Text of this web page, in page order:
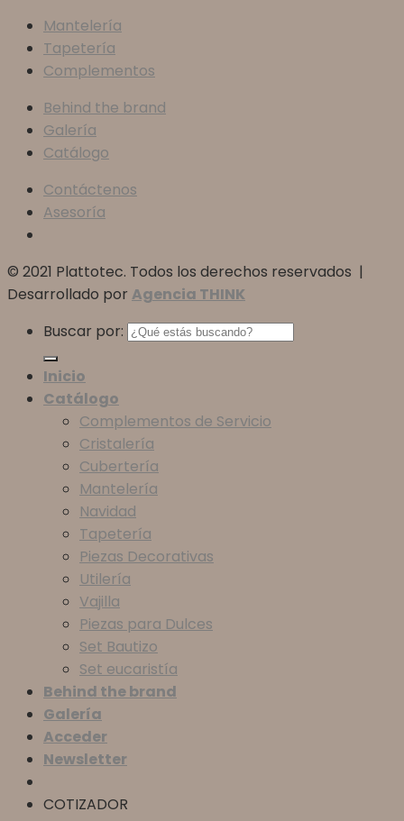
Mantelería
Tapetería
Complementos
Behind the brand
Galería
Catálogo
Contáctenos
Asesoría
© 2021 Plattotec. Todos los derechos reservados |
Desarrollado por Agencia THINK
Buscar por:
Inicio
Catálogo
Complementos de Servicio
Cristalería
Cubertería
Mantelería
Navidad
Tapetería
Piezas Decorativas
Utilería
Vajilla
Piezas para Dulces
Set Bautizo
Set eucaristía
Behind the brand
Galería
Acceder
Newsletter
COTIZADOR